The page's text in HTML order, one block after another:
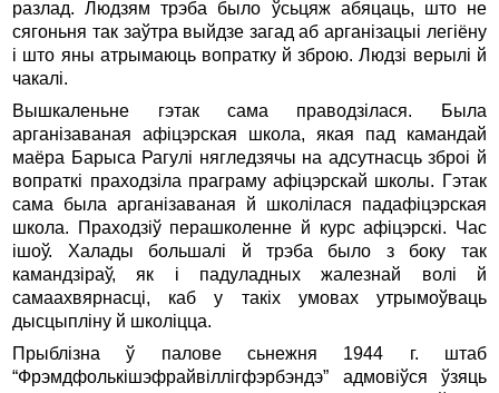
разлад. Людзям трэба было ўсьцяж абяцаць, што не
сягоньня так заўтра выйдзе загад аб арганiзацыi легiёну
i што яны атрымаюць вопратку й зброю. Людзi верылi й
чакалi.
Вышкаленьне гэтак сама праводзiлася. Была
арганiзаваная афiцэрская школа, якая пад камандай
маёра Барыса Рагулi нягледзячы на адсутнасць зброi й
вопраткi праходзiла праграму афiцэрскай школы. Гэтак
сама была арганiзаваная й школiлася падафiцэрская
школа. Праходзiў перашколенне й курс афiцэрскi. Час
iшоў. Халады большалi й трэба было з боку так
камандзiраў, як i падуладных жалезнай волi й
самаахвярнасцi, каб у такiх умовах утрымоўваць
дысцыплiну й школiцца.
Прыблiзна ў палове сьнежня 1944 г. штаб
“Фрэмдфолькiшэфрайвiллiгфэрбэндэ” адмовiўся ўзяць